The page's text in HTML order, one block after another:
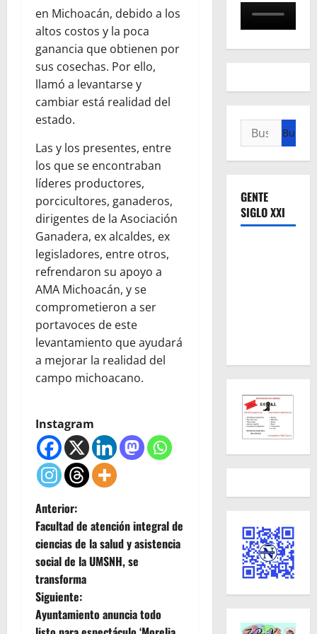
en Michoacán, debido a los
altos costos y la poca
ganancia que obtienen por
sus cosechas. Por ello,
llamó a levantarse y
cambiar está realidad del
estado.
Las y los presentes, entre
los que se encontraban
líderes productores,
porcicultores, ganaderos,
dirigentes de la Asociación
Ganadera, ex alcaldes, ex
legisladores, entre otros,
refrendaron su apoyo a
AMA Michoacán, y se
comprometieron a ser
portavoces de este
levantamiento que ayudará
a mejorar la realidad del
campo michoacano.
Instagram
N
a
v
e
Anterior:
Facultad de atención integral de
ciencias de la salud y asistencia
social de la UMSNH, se
transforma
Siguiente:
Ayuntamiento anuncia todo
Buscar:
GENTE
SIGLO XXI